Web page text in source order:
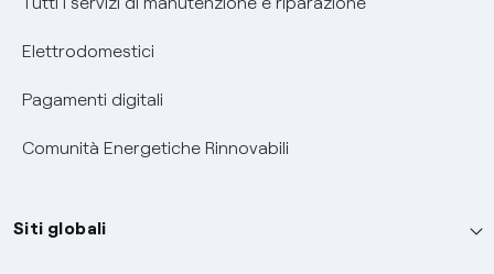
Elettrodomestici
Pagamenti digitali
Comunità Energetiche Rinnovabili
Siti globali